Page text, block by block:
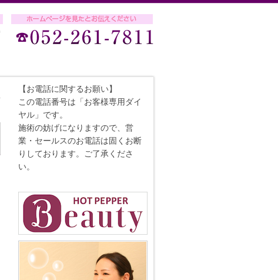
【お電話に関するお願い】
この電話番号は「お客様専用ダイ
ヤル」です。
施術の妨げになりますので、営
業・セールスのお電話は固くお断
りしております。ご了承くださ
い。